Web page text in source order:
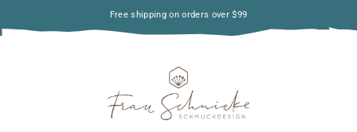
Free shipping on orders over $99